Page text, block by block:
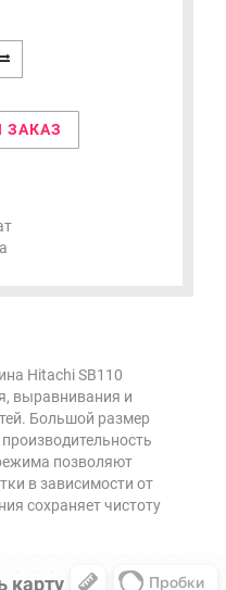
Hitachi SB110
выравнивания и
Большой размер
позволяют
в зависимости от
сохраняет чистоту
карту